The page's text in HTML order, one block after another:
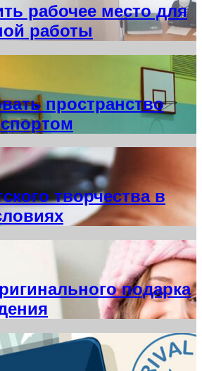
рабочее место для
работы
пространство
творчества в
подарка